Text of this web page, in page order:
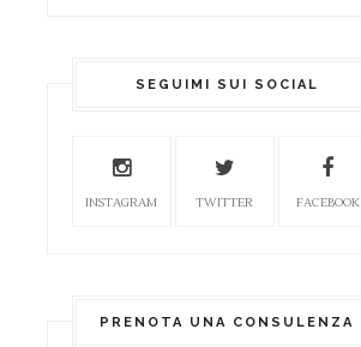
SEGUIMI SUI SOCIAL
INSTAGRAM TWITTER FACEBOOK
PRENOTA UNA CONSULENZA